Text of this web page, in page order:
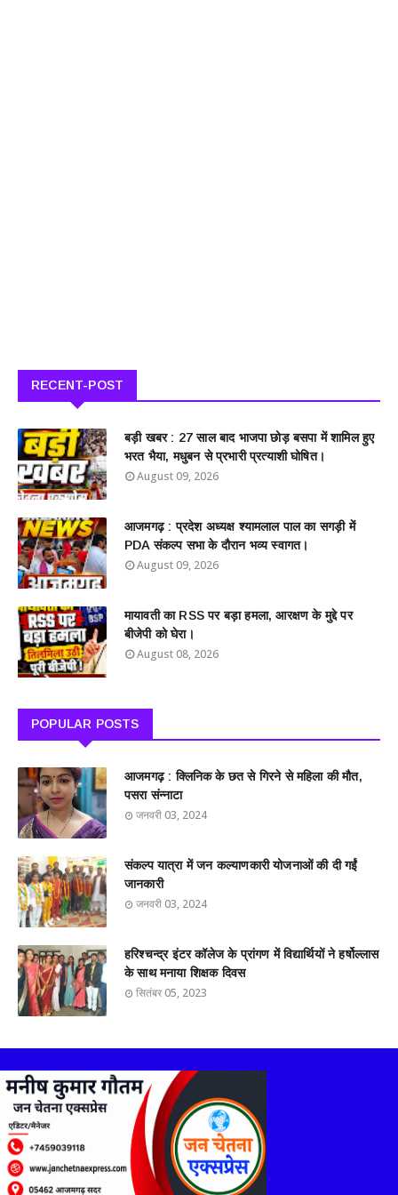
RECENT-POST
बड़ी खबर : 27 साल बाद भाजपा छोड़ बसपा में शामिल हुए
भरत भैया, मधुबन से प्रभारी प्रत्याशी घोषित।
August 09, 2026
आजमगढ़ : प्रदेश अध्यक्ष श्यामलाल पाल का सगड़ी में
PDA संकल्प सभा के दौरान भव्य स्वागत।
August 09, 2026
मायावती का RSS पर बड़ा हमला, आरक्षण के मुद्दे पर
बीजेपी को घेरा।
August 08, 2026
POPULAR POSTS
आजमगढ़ : क्लिनिक के छत से गिरने से महिला की मौत,
पसरा संन्नाटा
जनवरी 03, 2024
संकल्प यात्रा में जन कल्याणकारी योजनाओं की दी गईं
जानकारी
जनवरी 03, 2024
हरिश्चन्द्र इंटर कॉलेज के प्रांगण में विद्यार्थियों ने हर्षोल्लास
के साथ मनाया शिक्षक दिवस
सितंबर 05, 2023